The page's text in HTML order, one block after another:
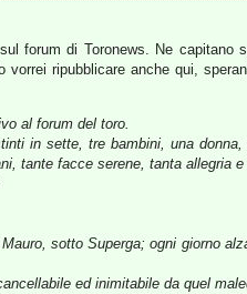
forum di Toronews. Ne
vorrei ripubblicare anche qui,
al forum del toro.
in sette, tre bambini, una
tante facce serene, tanta allegria
sotto Superga; ogni giorno
ed inimitabile da quel